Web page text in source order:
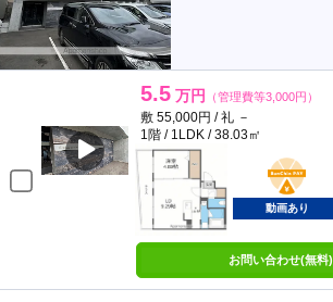
5.5 万円 （管理費等3,000円）
敷 55,000円 / 礼 －
1階 / 1LDK / 38.03㎡
BunChinPAY
動画あり
お問い合わせ(無料)